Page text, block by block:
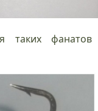
таких фанатов